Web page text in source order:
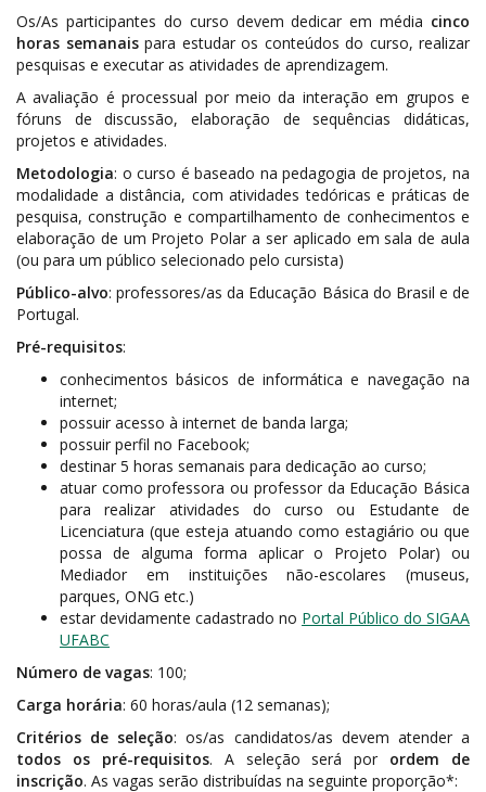
Os/As participantes do curso devem dedicar em média cinco
horas semanaispara estudar os conteúdos do curso, realizar
pesquisas e executar as atividades de aprendizagem.
A avaliação é processual por meio da interação em grupos e
fóruns de discussão, elaboração de sequências didáticas,
projetos e atividades.
Metodologia: o curso é baseado na pedagogia de projetos, na
modalidade a distância, com atividades tedóricas e práticas de
pesquisa, construção e compartilhamento de conhecimentos e
elaboração de um Projeto Polar a ser aplicado em sala de aula
(ou para um público selecionado pelo cursista)
Público-alvo: professores/as da Educação Básica do Brasil e de
Portugal.
Pré-requisitos:
conhecimentos básicos de informática e navegação na
internet;
possuir acesso à internet de banda larga;
possuir perfil no Facebook;
destinar 5 horas semanais para dedicação ao curso;
atuar como professora ou professor da Educação Básica
para realizar atividades do curso ou Estudante de
Licenciatura (que esteja atuando como estagiário ou que
possa de alguma forma aplicar o Projeto Polar) ou
Mediador em instituições não-escolares (museus,
parques, ONG etc.)
estar devidamente cadastrado no Portal Público do SIGAA
UFABC
Número de vagas: 100;
Carga horária: 60 horas/aula (12 semanas);
Critérios de seleção: os/as candidatos/as devem atender a
todos os pré-requisitos. A seleção será por ordem de
inscrição. As vagas serão distribuídas na seguinte proporção*: